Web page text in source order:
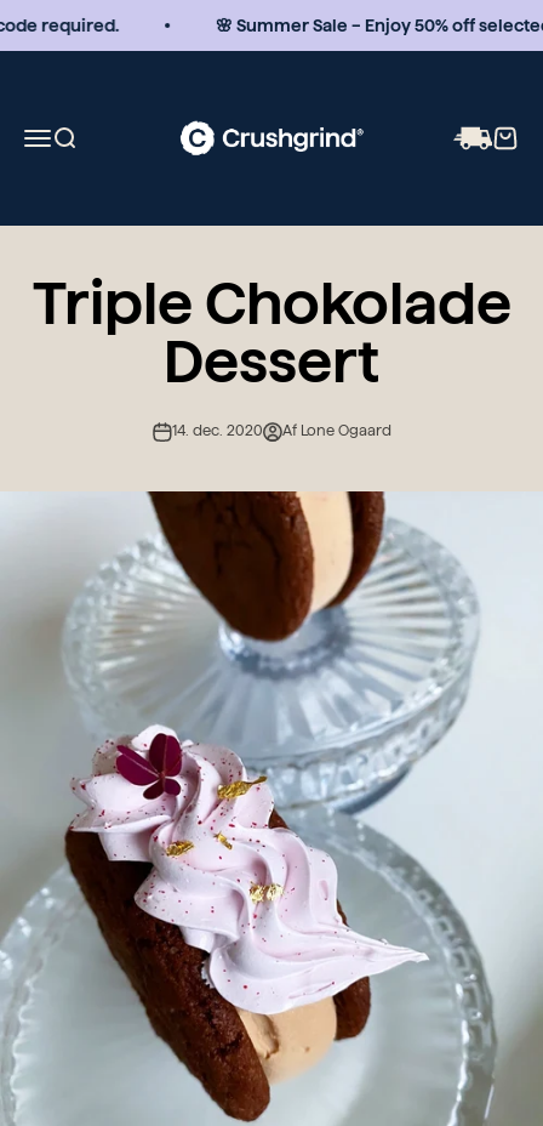
required. 🌸 Summer Sale – Enjoy 50% off
Åbn navigationsmenu
Åbn søgefunktion Åbn
Triple Chokolade
Dessert
14. dec. 2020 Af Lone Ogaard